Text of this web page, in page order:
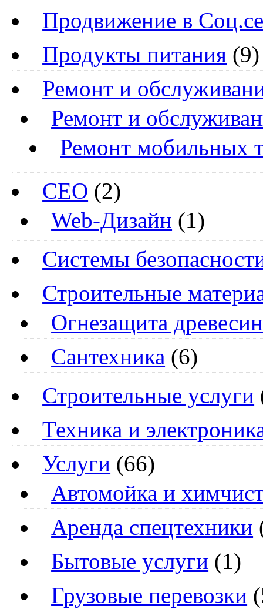
Продвижение в
Продукты питания (9)
Ремонт и
Ремонт и
Ремонт мобильных
СЕО (2)
Web-Дизайн (1)
Системы
Строительные
Огнезащита
Сантехника (6)
Строительные услуги
Техника и
Услуги (66)
Автомойка и
Аренда спецтехники
Бытовые услуги (1)
Грузовые перевозки